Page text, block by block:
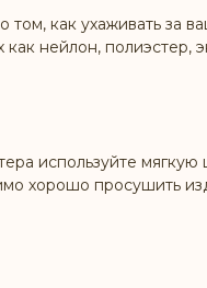
как ухаживать за
нейлон,
используйте
хорошо просушить